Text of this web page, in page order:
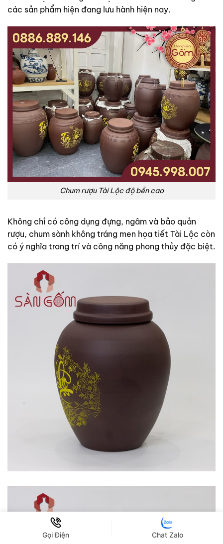
các sản phẩm hiện đang lưu hành hiện nay.
Chum rượu Tài Lộc độ bền cao
Không chỉ có công dụng đựng, ngâm và bảo quản
rượu, chum sành không tráng men họa tiết Tài Lộc còn
có ý nghĩa trang trí và công năng phong thủy đặc biệt.
Gọi Điện Chat Zalo